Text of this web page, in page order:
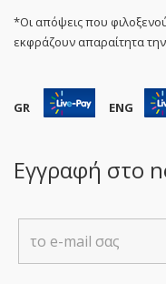
*Οι απόψεις που
εκφράζουν απαραίτητα
GR ENG
Εγγραφή στο